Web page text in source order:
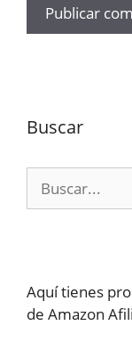
Buscar
Aquí tienes
de Amazon